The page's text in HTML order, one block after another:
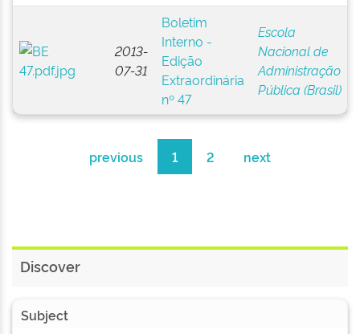
2013-
07-31
Boletim
Interno -
Edição
Extraordinária
nº 47
Escola
Nacional de
Administração
Pública (Brasil)
previous 1 2 next
Discover
Subject